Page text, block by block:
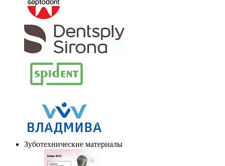
Зуботехнические материалы